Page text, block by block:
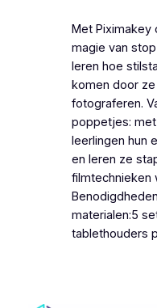
Met Piximakey
magie van
leren hoe
komen door
fotograferen.
poppetjes:
leerlingen hun
en leren ze
filmtechnieken
materialen:5
tablethouders